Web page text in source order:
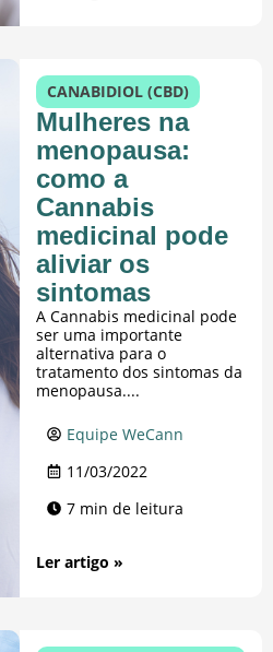
CANABIDIOL (CBD)
Mulheres na
menopausa:
como a
Cannabis
medicinal pode
aliviar os
sintomas
A Cannabis medicinal pode
ser uma importante
alternativa para o
tratamento dos sintomas da
menopausa....
Equipe WeCann
11/03/2022
7 min de leitura
Ler artigo »